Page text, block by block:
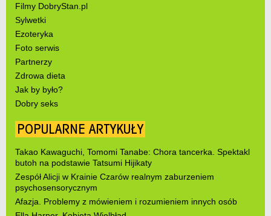
Filmy DobryStan.pl
Sylwetki
Ezoteryka
Foto serwis
Partnerzy
Zdrowa dieta
Jak by było?
Dobry seks
POPULARNE ARTYKUŁY
Takao Kawaguchi, Tomomi Tanabe: Chora tancerka. Spektakl
butoh na podstawie Tatsumi Hijikaty
Zespół Alicji w Krainie Czarów realnym zaburzeniem
psychosensorycznym
Afazja. Problemy z mówieniem i rozumieniem innych osób